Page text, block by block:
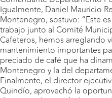
Igualmente, Daniel Mauricio
Montenegro, sostuvo: “Este
trabajo junto al Comité
Cafeteros, hemos arreglando
mantenimiento importantes
preciado de café que ha
Montenegro y la del
Finalmente, el director
Quindío, aprovechó la